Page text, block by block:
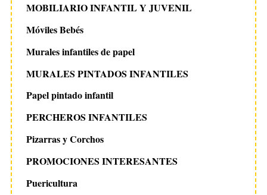
MOBILIARIO INFANTIL Y JUVENIL
Móviles Bebés
Murales infantiles de papel
MURALES PINTADOS INFANTILES
Papel pintado infantil
PERCHEROS INFANTILES
Pizarras y Corchos
PROMOCIONES INTERESANTES
Puericultura